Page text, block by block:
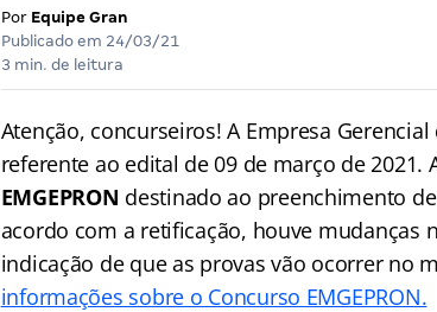
Por Equipe Gran
Publicado em 24/03/21
3 min. de leitura
Atenção, concurseiros! A Empresa
referente ao edital de 09 de março de 2021.
EMGEPRON destinado ao preenchimento
acordo com a retificação, houve mudanças
indicação de que as provas vão ocorrer no
informações sobre o Concurso EMGEPRON.